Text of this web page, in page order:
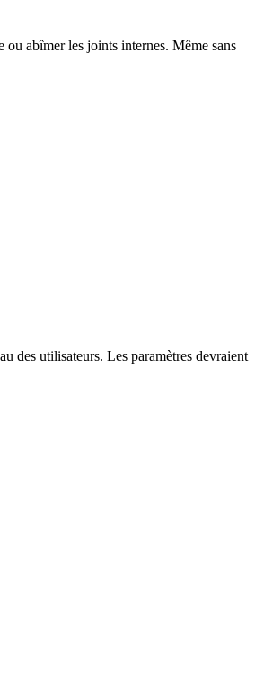
ou abîmer les joints internes. Même sans
des utilisateurs. Les paramètres devraient